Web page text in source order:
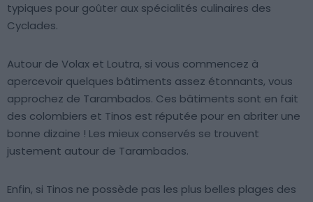
typiques pour goûter aux spécialités culinaires des
Cyclades.
Autour de Volax et Loutra, si vous commencez à
apercevoir quelques bâtiments assez étonnants, vous
approchez de Tarambados. Ces bâtiments sont en fait
des colombiers et Tinos est réputée pour en abriter une
bonne dizaine ! Les mieux conservés se trouvent
justement autour de Tarambados.
Enfin, si Tinos ne possède pas les plus belles plages des